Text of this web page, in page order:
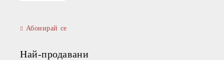
Абонирай се
Най-продавани